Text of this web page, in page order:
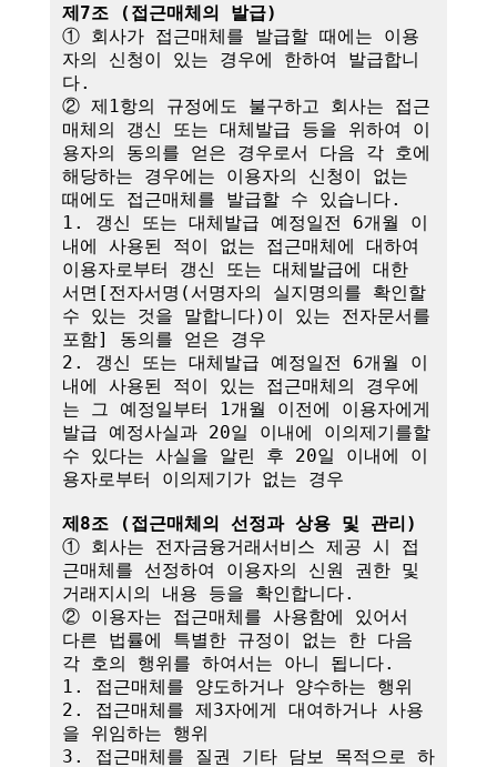
제7조 (접근매체의 발급)
① 회사가 접근매체를 발급할 때에는 이용
자의 신청이 있는 경우에 한하여 발급합니
다.
② 제1항의 규정에도 불구하고 회사는 접근
매체의 갱신 또는 대체발급 등을 위하여 이
용자의 동의를 얻은 경우로서 다음 각 호에
해당하는 경우에는 이용자의 신청이 없는
때에도 접근매체를 발급할 수 있습니다.
1. 갱신 또는 대체발급 예정일전 6개월 이
내에 사용된 적이 없는 접근매체에 대하여
이용자로부터 갱신 또는 대체발급에 대한
서면[전자서명(서명자의 실지명의를 확인할
수 있는 것을 말합니다)이 있는 전자문서를
포함] 동의를 얻은 경우
2. 갱신 또는 대체발급 예정일전 6개월 이
내에 사용된 적이 있는 접근매체의 경우에
는 그 예정일부터 1개월 이전에 이용자에게
발급 예정사실과 20일 이내에 이의제기를할
수 있다는 사실을 알린 후 20일 이내에 이
용자로부터 이의제기가 없는 경우
제8조 (접근매체의 선정과 상용 및 관리)
① 회사는 전자금융거래서비스 제공 시 접
근매체를 선정하여 이용자의 신원 권한 및
거래지시의 내용 등을 확인합니다.
② 이용자는 접근매체를 사용함에 있어서
다른 법률에 특별한 규정이 없는 한 다음
각 호의 행위를 하여서는 아니 됩니다.
1. 접근매체를 양도하거나 양수하는 행위
2. 접근매체를 제3자에게 대여하거나 사용
을 위임하는 행위
3. 접근매체를 질권 기타 담보 목적으로 하